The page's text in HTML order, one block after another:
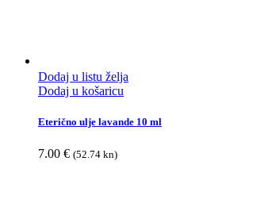
Dodaj u listu želja
Dodaj u košaricu
Eterično ulje lavande 10 ml
7.00 € (52.74 kn)